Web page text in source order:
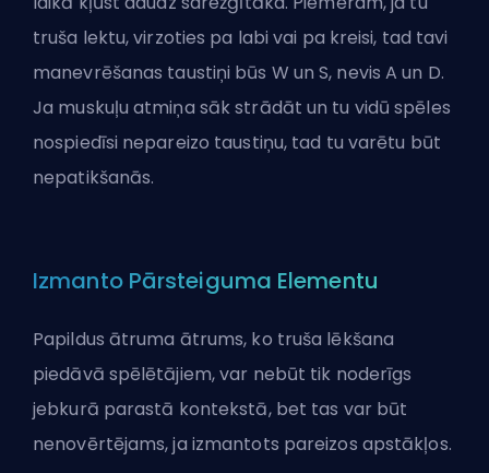
truša lektu, virzoties pa labi vai pa kreisi, tad tavi
manevrēšanas taustiņi būs W un S, nevis A un D.
Ja muskuļu atmiņa sāk strādāt un tu vidū spēles
nospiedīsi nepareizo taustiņu, tad tu varētu būt
nepatikšanās.
Izmanto Pārsteiguma Elementu
Papildus ātruma ātrums, ko truša lēkšana
piedāvā spēlētājiem, var nebūt tik noderīgs
jebkurā parastā kontekstā, bet tas var būt
nenovērtējams, ja izmantots pareizos apstākļos.